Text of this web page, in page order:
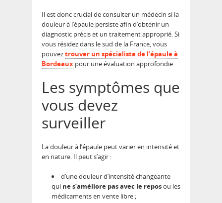
Il est donc crucial de consulter un médecin si la
douleur à l’épaule persiste afin d’obtenir un
diagnostic précis et un traitement approprié. Si
vous résidez dans le sud de la France, vous
pouveztrouver un spécialiste de l’épaule à
Bordeaux pour une évaluation approfondie.
Les symptômes que
vous devez
surveiller
La douleur à l’épaule peut varier en intensité et
en nature. Il peut s’agir :
d’une douleur d’intensité changeante
qui ne s’améliore pas avec le reposou les
médicaments en vente libre ;